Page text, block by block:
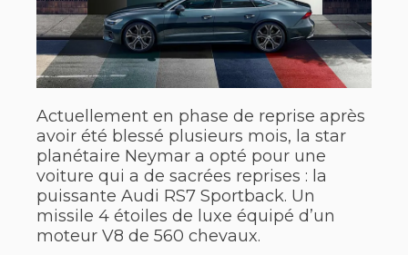
Actuellement en phase de reprise après
avoir été blessé plusieurs mois, la star
planétaire Neymar a opté pour une
voiture qui a de sacrées reprises : la
puissante Audi RS7 Sportback. Un
missile 4 étoiles de luxe équipé d’un
moteur V8 de 560 chevaux.